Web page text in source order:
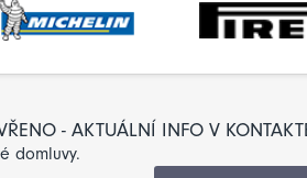
- AKTUÁLNÍ INFO V
domluvy.